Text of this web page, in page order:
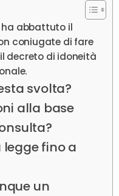
ha abbattuto il
coniugate di fare
decreto di idoneità
svolta?
alla base
legge fino a
un